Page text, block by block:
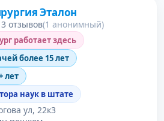
Эталон
отзывов(1 анонимный)
работает здесь
более 15 лет
лет
наук в штате
ул, 22к3